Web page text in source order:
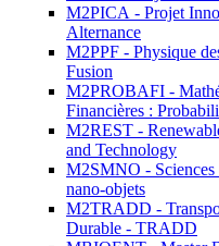
M2PICA - Projet
Alternance
M2PPF - Physique
Fusion
M2PROBAFI -
Financières :
M2REST -
and Technology
M2SMNO - Sciences
nano-objets
M2TRADD -
Durable - TRADD